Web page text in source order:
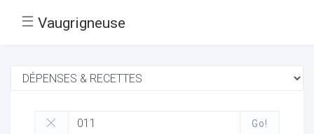
☰ Vaugrigneuse
Go!